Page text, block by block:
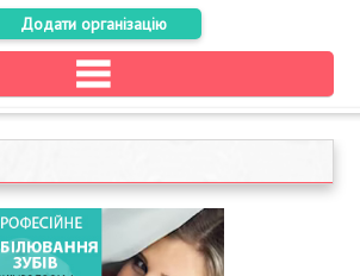
Додати організацію